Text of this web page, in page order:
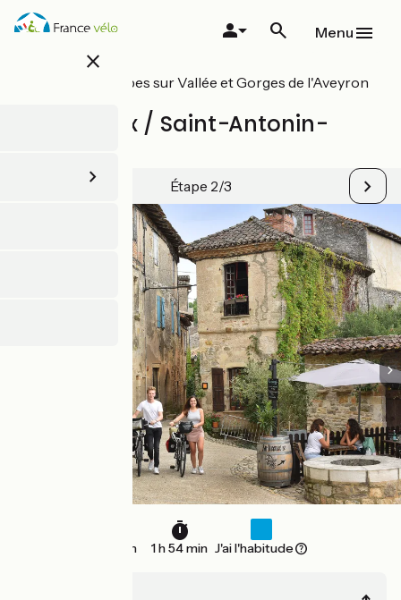
Aller
au
close
Menu
Toutes les étapes sur Vallée et Gorges de l'Aveyron
Montricoux / Saint-Antonin-
Étape 2/3
29 km 1 h 54 min J'ai l'habitude